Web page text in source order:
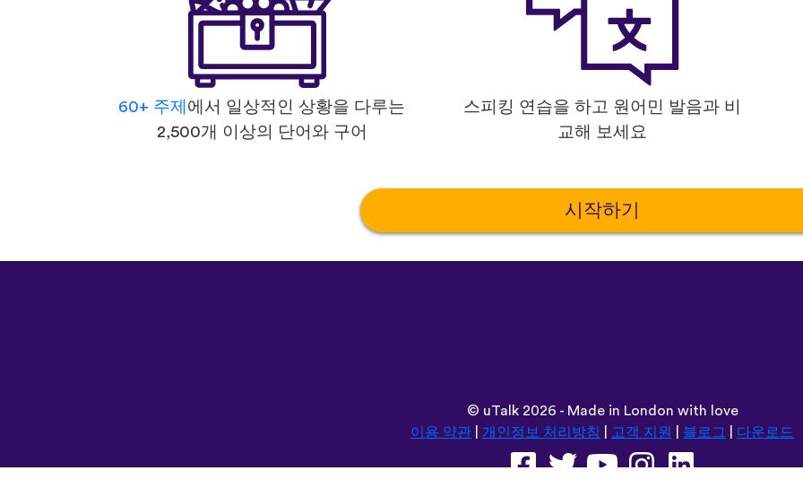
60+ 주제 에서 일상적인 상황을 다루는
2,500개 이상의 단어와 구어
스피킹 연습을 하고 원어민 발음과 비
교해 보세요
시작하기
© uTalk2026 - Made in London with love
이용 약관
개인정보 처리방침 고객 지원 블로그 다운로드